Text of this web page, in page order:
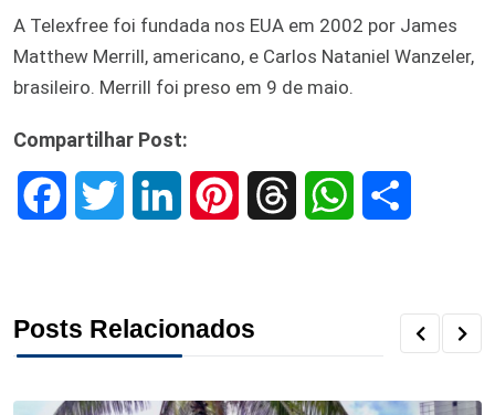
A Telexfree foi fundada nos EUA em 2002 por James
Matthew Merrill, americano, e Carlos Nataniel Wanzeler,
brasileiro. Merrill foi preso em 9 de maio.
Compartilhar Post:
e t k t
Posts Relacionados